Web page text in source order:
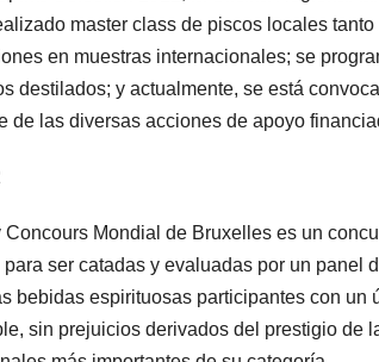
master class de piscos locales
en muestras internacionales; se
destilados; y actualmente, se está
de las diversas acciones de apoyo
Mondial de Bruxelles es un
ser catadas y evaluadas por un panel
bebidas espirituosas participantes con
sin prejuicios derivados del prestigio de